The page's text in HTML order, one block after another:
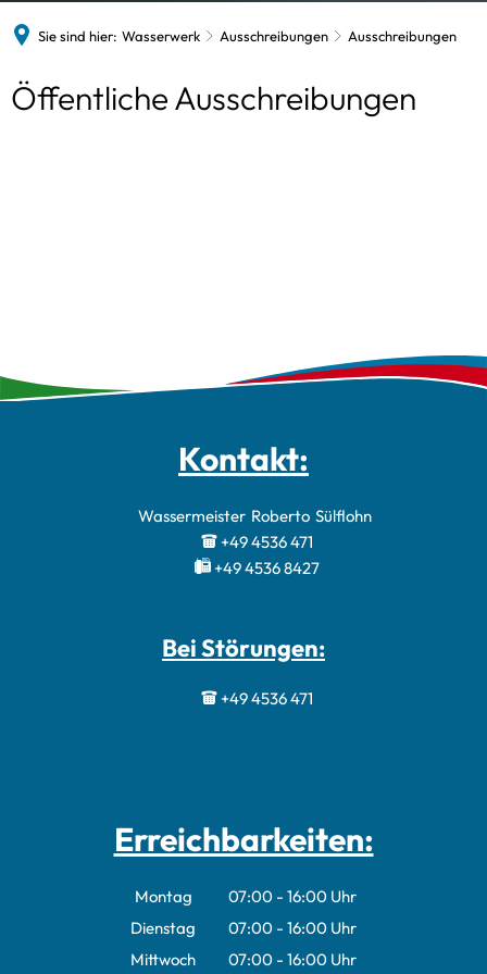
Sie sind hier: Wasserwerk Ausschreibungen Ausschreibungen
Ausschreibungen
Öffentliche Ausschreibungen
Kontakt:
Wassermeister Roberto Sülflohn
+49 4536 471
+49 4536 8427
Bei Störungen:
+49 4536 471
Erreichbarkeiten:
Montag 07:00 - 16:00 Uhr
Von 07:00 bis 16:00 Uhr
Dienstag 07:00 - 16:00 Uhr
Von 07:00 bis 16:00 Uhr
Mittwoch 07:00 - 16:00 Uhr